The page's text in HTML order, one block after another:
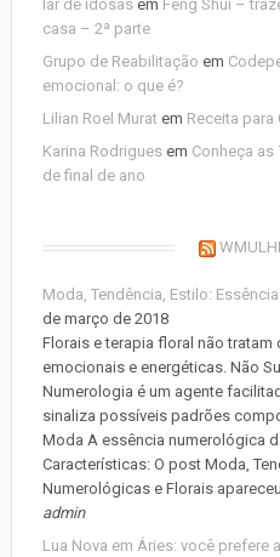
lar de idosasem Feng Shui –
casa – 2ª parte
Grupo de Reabilitação em
emocional: o que é?
Lilian Roel Muratem Receita para
Karina Rodriguesem Conheça as
de final de ano
Moda, Tendência, Estilo:
de março de 2018
Florais e terapia floral não
emocionais e energéticas. Não
Numerologia é um agente
sinaliza possíveis padrões
Moda A essência numerológica
Características: O post Moda,
Numerológicas e Florais
admin
Lua Nova em Áries: você prefere